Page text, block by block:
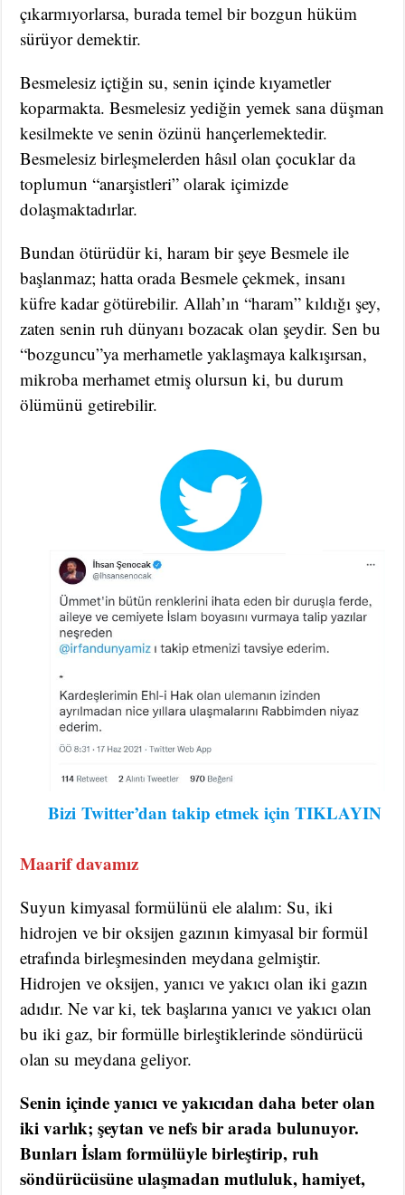
çıkarmıyorlarsa, burada temel bir bozgun hüküm
sürüyor demektir.
Besmelesiz içtiğin su, senin içinde kıyametler
koparmakta. Besmelesiz yediğin yemek sana düşman
kesilmekte ve senin özünü hançerlemektedir.
Besmelesiz birleşmelerden hâsıl olan çocuklar da
toplumun “anarşistleri” olarak içimizde
dolaşmaktadırlar.
Bundan ötürüdür ki, haram bir şeye Besmele ile
başlanmaz; hatta orada Besmele çekmek, insanı
küfre kadar götürebilir. Allah’ın “haram” kıldığı şey,
zaten senin ruh dünyanı bozacak olan şeydir. Sen bu
“bozguncu”ya merhametle yaklaşmaya kalkışırsan,
mikroba merhamet etmiş olursun ki, bu durum
ölümünü getirebilir.
Bizi Twitter’dan takip etmek için TIKLAYIN
Maarif davamız
Suyun kimyasal formülünü ele alalım: Su, iki
hidrojen ve bir oksijen gazının kimyasal bir formül
etrafında birleşmesinden meydana gelmiştir.
Hidrojen ve oksijen, yanıcı ve yakıcı olan iki gazın
adıdır. Ne var ki, tek başlarına yanıcı ve yakıcı olan
bu iki gaz, bir formülle birleştiklerinde söndürücü
olan su meydana geliyor.
Senin içinde yanıcı ve yakıcıdan daha beter olan
iki varlık; şeytan ve nefs bir arada bulunuyor.
Bunları İslam formülüyle birleştirip, ruh
söndürücüsüne ulaşmadan mutluluk, hamiyet,